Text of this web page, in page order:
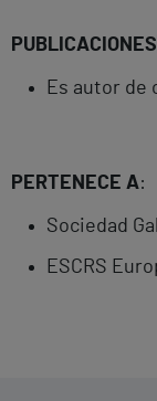
Es autor de
PERTENECE A:
Sociedad
ESCRS